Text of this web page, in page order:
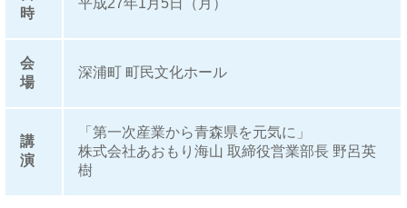
時
平成27年1月5日（月）
会
場
深浦町 町民文化ホール
講
演
「第一次産業から青森県を元気に」
株式会社あおもり海山 取締役営業部長 野呂英
樹